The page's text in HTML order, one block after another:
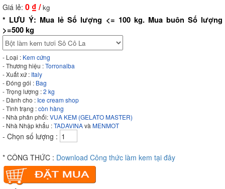
Giá lẻ: 0 ₫ /kg
* LƯU Ý: Mua lẻ Số lượng <= 100 kg. Mua buôn Số lượng
>=500 kg
- Loại : Kem cứng
- Thương hiệu :Torronalba
- Xuất xứ : Italy
- Đóng gói : Bag
- Trọng lượng :2 kg
- Dành cho : Ice cream shop
- Tình trạng :còn hàng
- Nhà phân phối:VUA KEM (GELATO MASTER)
- Nhà Nhập khẩu :TADAVINAvà MENMOT
- Chọn số lượng :
* CÔNG THỨC : Download Công thức làm kem tại đây